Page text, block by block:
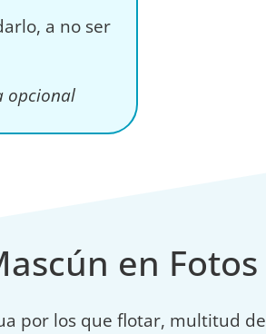
a no ser
opcional
en Fotos
por los que flotar, multitud de